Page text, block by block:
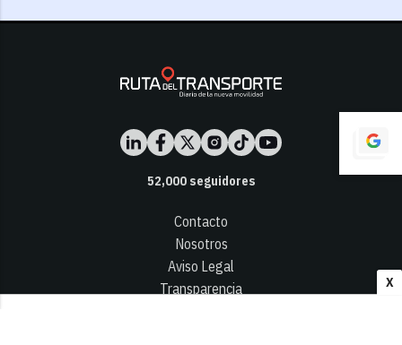
X
52,000seguidores
Contacto
Nosotros
Aviso Legal
Transparencia